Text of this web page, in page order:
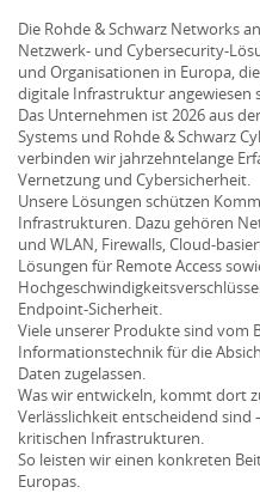
Die Rohde & Schwarz Networks
Netzwerk- und Cybersecurity-
und Organisationen in Europa,
digitale Infrastruktur angewiesen
Das Unternehmen ist 2026 aus
Systems und Rohde & Schwarz
verbinden wir jahrzehntelange
Vernetzung und Cybersicherheit.
Unsere Lösungen schützen
Infrastrukturen. Dazu gehören
und WLAN, Firewalls, Cloud-
Lösungen für Remote Access
Endpoint-Sicherheit.
Viele unserer Produkte sind vom
Informationstechnik für die
Daten zugelassen.
Was wir entwickeln, kommt dort
Verlässlichkeit entscheidend
kritischen Infrastrukturen.
So leisten wir einen konkreten
Europas.